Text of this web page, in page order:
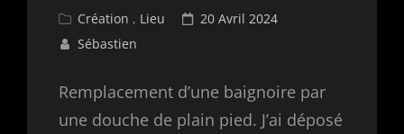
Cat
Links
Création , Lieu
Posted
20 Avril 2024
Sébastien
Remplacement d’une baignoire par
une douche de plain pied. J’ai déposé